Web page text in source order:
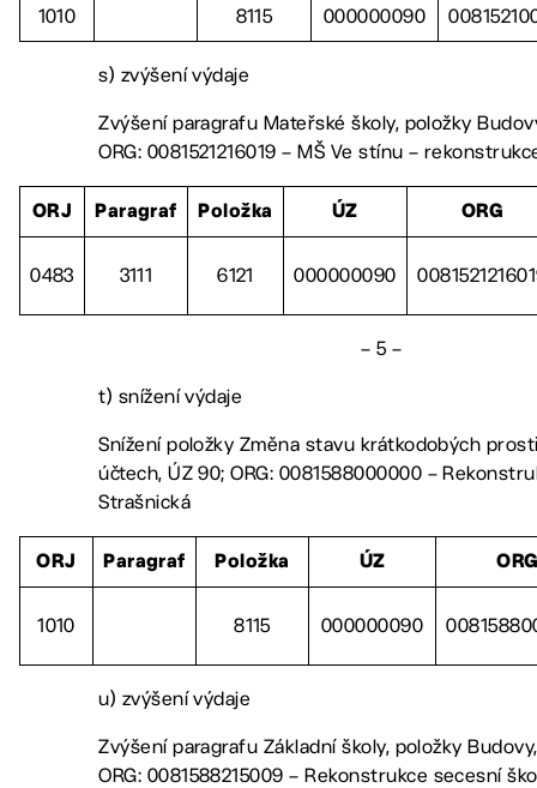
1010 8115 000000090
s) zvýšení výdaje
Zvýšení paragrafu Mateřské školy, položky
ORG: 0081521216019 – MŠ Ve stínu –
ORJ Paragraf Položka ÚZ ORG
0483 3111 6121 000000090
– 5 –
t) snížení výdaje
Snížení položky Změna stavu krátkodobých
účtech, ÚZ 90; ORG: 0081588000000 –
Strašnická
ORJ Paragraf Položka ÚZ
1010 8115 000000090
u) zvýšení výdaje
Zvýšení paragrafu Základní školy, položky
ORG: 0081588215009 – Rekonstrukce secesní